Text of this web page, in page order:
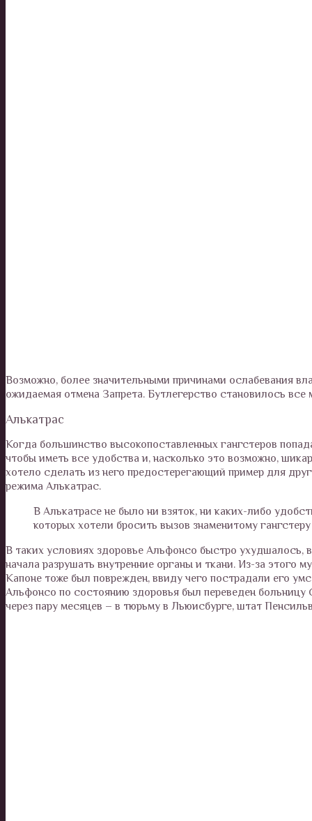
Возможно, более значительными причинами ослабевания
ожидаемая отмена Запрета. Бутлегерство становилось
Алькатрас
Когда большинство высокопоставленных гангстеров
чтобы иметь все удобства и, насколько это возможно,
хотело сделать из него предостерегающий пример для
режима Алькатрас.
В Алькатрасе не было ни взяток, ни каких-либо
которых хотели бросить вызов знаменитому
В таких условиях здоровье Альфонсо быстро ухудшалось,
начала разрушать внутренние органы и ткани. Из-за
Капоне тоже был поврежден, ввиду чего пострадали его
Альфонсо по состоянию здоровья был переведен
через пару месяцев – в тюрьму в Льюисбурге, штат